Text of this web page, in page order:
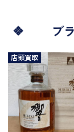
ブ
店頭買取